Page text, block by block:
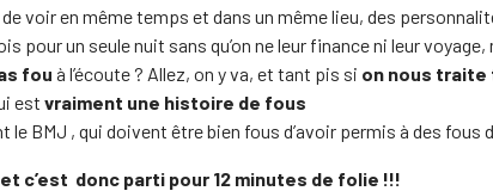
de voir en même temps et dans un même lieu, des
pour un seule nuit sans qu’on ne leur finance ni leur
fou à l’écoute ? Allez, on y va, et tant pis si on nous traite
est vraiment une histoire de fous
le BMJ , qui doivent être bien fous d’avoir permis à des fous
et c’est donc parti pour 12 minutes de folie !!!